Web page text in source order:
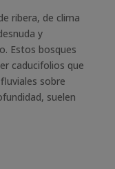
ribera, de clima
y
Estos bosques
caducifolios que
sobre
suelen